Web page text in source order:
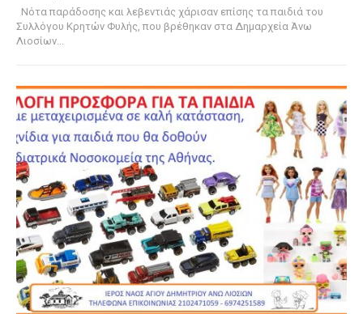
Νότα παράδοσης και λεβεντιάς χάρισαν επίσης τα παιδιά του
Συλλόγου Κρητών Φυλής, που βρέθηκαν στα Δημαρχεία Άνω
Λιοσίων...